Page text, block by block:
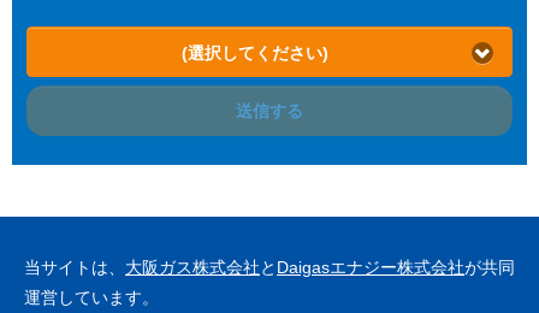
(選択してください)
送信する
当サイトは、 大阪ガス株式会社と Daigasエナジー株式会社が共同
運営しています。